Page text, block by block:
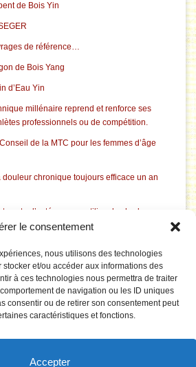
le consentement
nous utilisons des technologies
et/ou accéder aux informations des
à ces technologies nous permettra de traiter
de navigation ou les ID uniques
consentir ou de retirer son consentement peut
caractéristiques et fonctions.
Accepter
de Bois Yin
de référence…
de Bois Yang
d’Eau Yin
millénaire reprend et renforce ses
professionnels ou de compétition.
de la MTC pour les femmes d’âge
douleur chronique toujours efficace un an
contre l’ostéoporose utilise des herbes
liée à la dépression
le système électrique pathologique du
du canal carpien
pour prévenir les chutes chez les personnes
la tension artérielle par effet sur le réseau